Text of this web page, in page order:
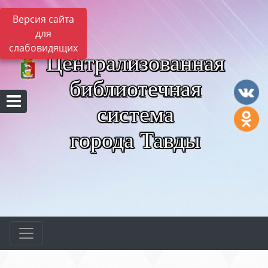
Версия сайта
для
слабовидящих
Централизованная
библиотечная
система
города Тавды